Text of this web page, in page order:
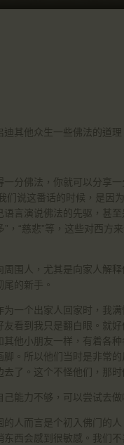
迪其他众生一些佛法的道
一分佛法，你就可以分享
们说这番话的时候，是因
语言演说佛法的先驱，甚
”，“慈悲”等，这些对西
周围人，尤其是向家人解
的新手。
为一个出家人回家时，我
友看到我只是翻白眼。就
其他小朋友一样，有着各
。所以他们当时是非常
了。这个不怪他们，那时
己能力不够，可以尝试去做
的人而言是个初入佛门的
东西会感到很敏感。我们